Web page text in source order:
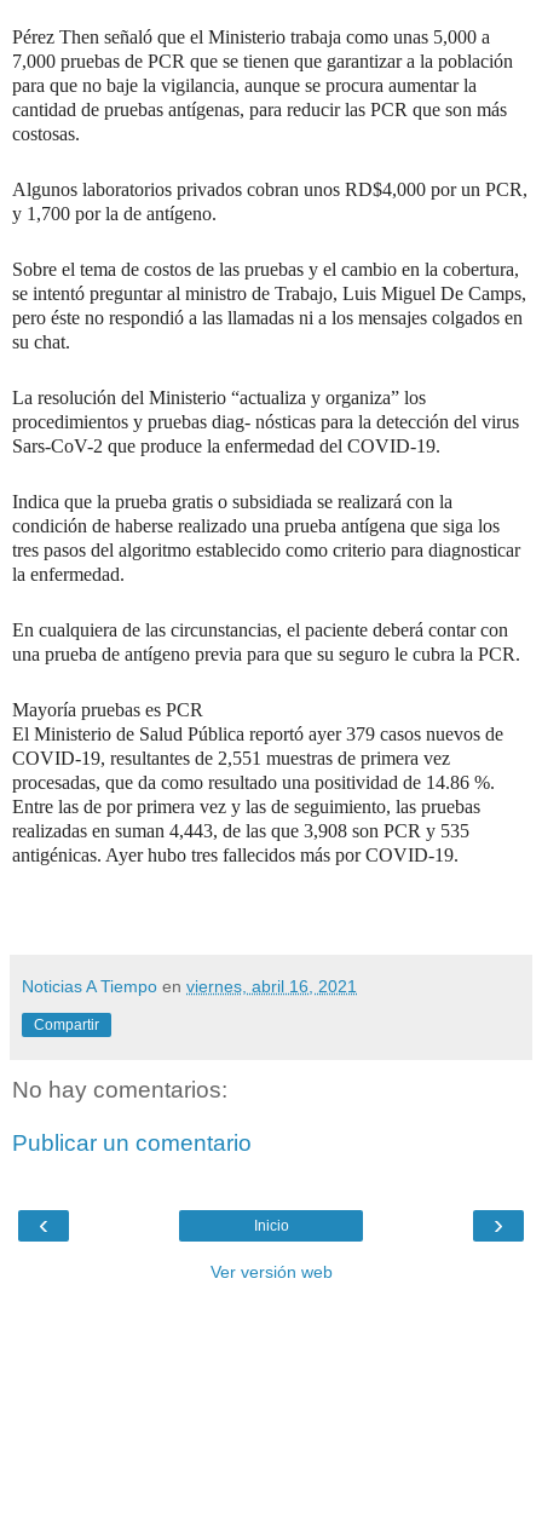
Pérez Then señaló que el Ministerio trabaja como unas 5,000 a
7,000 pruebas de PCR que se tienen que garantizar a la población
para que no baje la vigilancia, aunque se procura aumentar la
cantidad de pruebas antígenas, para reducir las PCR que son más
costosas.
Algunos laboratorios privados cobran unos RD$4,000 por un PCR,
y 1,700 por la de antígeno.
Sobre el tema de costos de las pruebas y el cambio en la cobertura,
se intentó preguntar al ministro de Trabajo, Luis Miguel De Camps,
pero éste no respondió a las llamadas ni a los mensajes colgados en
su chat.
La resolución del Ministerio “actualiza y organiza” los
procedimientos y pruebas diag- nósticas para la detección del virus
Sars-CoV-2 que produce la enfermedad del COVID-19.
Indica que la prueba gratis o subsidiada se realizará con la
condición de haberse realizado una prueba antígena que siga los
tres pasos del algoritmo establecido como criterio para diagnosticar
la enfermedad.
En cualquiera de las circunstancias, el paciente deberá contar con
una prueba de antígeno previa para que su seguro le cubra la PCR.
Mayoría pruebas es PCR
El Ministerio de Salud Pública reportó ayer 379 casos nuevos de
COVID-19, resultantes de 2,551 muestras de primera vez
procesadas, que da como resultado una positividad de 14.86 %.
Entre las de por primera vez y las de seguimiento, las pruebas
realizadas en suman 4,443, de las que 3,908 son PCR y 535
antigénicas. Ayer hubo tres fallecidos más por COVID-19.
Noticias A Tiempo en viernes, abril 16, 2021
Compartir
No hay comentarios:
Publicar un comentario
‹ ›
Inicio
Ver versión web